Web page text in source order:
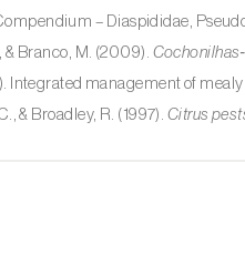
– Diaspididae,
& Branco, M. (2009).
Integrated management of
& Broadley, R. (1997). Citrus